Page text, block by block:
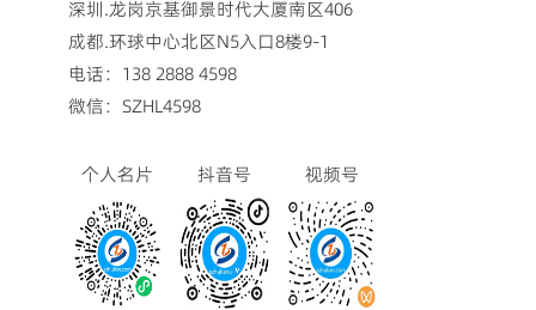
深圳.龙岗京基御景时代大厦南区406
成都.环球中心北区N5入口8楼9-1
电话：138 2888 4598
微信：SZHL4598
个人名片 抖音号 视频号